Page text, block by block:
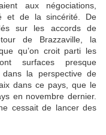
aux négociations,
et de la sincérité. De
sur les accords de
de Brazzaville, la
qu’on croit parti les
surfaces presque
dans la perspective de
dans ce pays, que le
en novembre dernier.
cessait de lancer des